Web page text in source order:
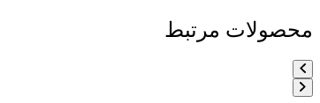
محصولات مرتبط